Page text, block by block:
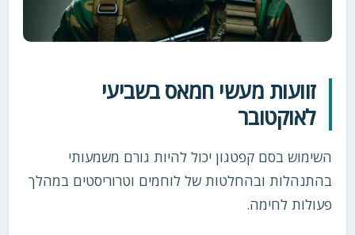
זוועות מעשי חמאס בשביעי
לאוקטובר
השימוש בסם קפטגון יכול להיות גורם משמעותי
בהתנהלות ובהחלטות של לוחמים וטרוריסטים במהלך
פעולות לחימה.